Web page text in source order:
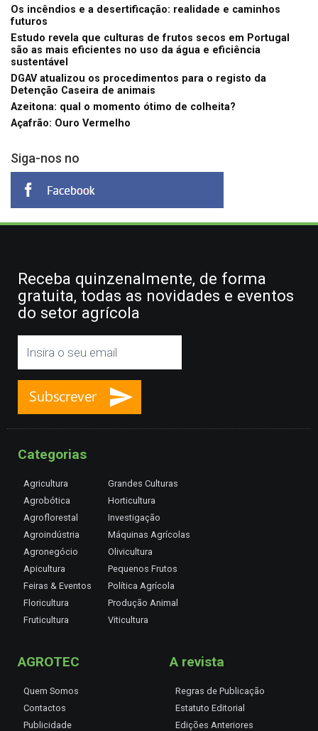
Os incêndios e a desertificação: realidade e caminhos
futuros
Estudo revela que culturas de frutos secos em Portugal
são as mais eficientes no uso da água e eficiência
sustentável
DGAV atualizou os procedimentos para o registo da
Detenção Caseira de animais
Azeitona: qual o momento ótimo de colheita?
Açafrão: Ouro Vermelho
Siga-nos no
Receba quinzenalmente, de forma
gratuita, todas as novidades e eventos
do setor agrícola
Categorias
Agricultura
Agrobótica
Agroflorestal
Agroindústria
Agronegócio
Apicultura
Feiras & Eventos
Floricultura
Fruticultura
Grandes Culturas
Horticultura
Investigação
Máquinas Agrícolas
Olivicultura
Pequenos Frutos
Política Agrícola
Produção Animal
Viticultura
AGROTEC
Quem Somos
Contactos
Publicidade
A revista
Regras de Publicação
Estatuto Editorial
Edições Anteriores